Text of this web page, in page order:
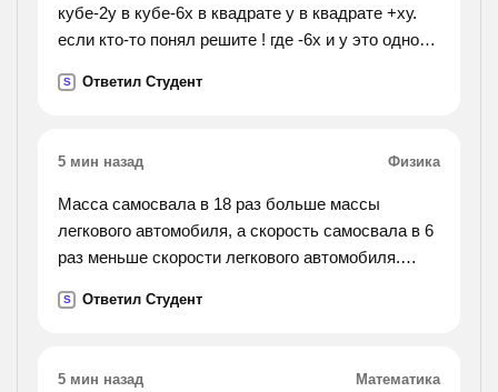
кубе-2у в кубе-6х в квадрате у в квадрате +ху.
если кто-то понял решите ! где -6х и у это одно
S Ответил Студент
5 мин назад Физика
Масса самосвала в 18 раз больше массы
легкового автомобиля, а скорость самосвала в 6
раз меньше скорости легкового автомобиля.
автомобилей.
S Ответил Студент
5 мин назад Математика